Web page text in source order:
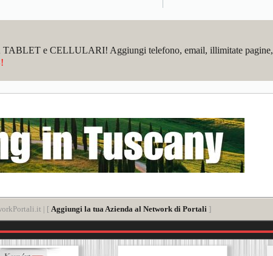
TABLET e CELLULARI! Aggiungi telefono, email, illimitate pagine,
| [ Aggiungi la tua Azienda al Network di Portali ]